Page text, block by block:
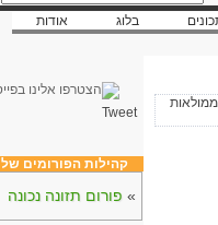
בלוג אודות
Tweet
קהילות הפורומים של Cooks
» פורום תזונה נכונה